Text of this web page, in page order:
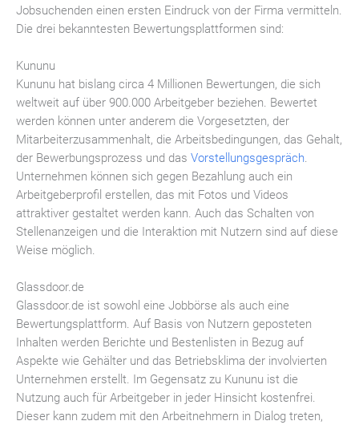
Jobsuchenden einen ersten Eindruck von der Firma vermitteln.
Die drei bekanntesten Bewertungsplattformen sind:
Kununu
Kununu hat bislang circa 4 Millionen Bewertungen, die sich
weltweit auf über 900.000 Arbeitgeber beziehen. Bewertet
werden können unter anderem die Vorgesetzten, der
Mitarbeiterzusammenhalt, die Arbeitsbedingungen, das Gehalt,
der Bewerbungsprozess und das Vorstellungsgespräch.
Unternehmen können sich gegen Bezahlung auch ein
Arbeitgeberprofil erstellen, das mit Fotos und Videos
attraktiver gestaltet werden kann. Auch das Schalten von
Stellenanzeigen und die Interaktion mit Nutzern sind auf diese
Weise möglich.
Glassdoor.de
Glassdoor.de ist sowohl eine Jobbörse als auch eine
Bewertungsplattform. Auf Basis von Nutzern geposteten
Inhalten werden Berichte und Bestenlisten in Bezug auf
Aspekte wie Gehälter und das Betriebsklima der involvierten
Unternehmen erstellt. Im Gegensatz zu Kununu ist die
Nutzung auch für Arbeitgeber in jeder Hinsicht kostenfrei.
Dieser kann zudem mit den Arbeitnehmern in Dialog treten,